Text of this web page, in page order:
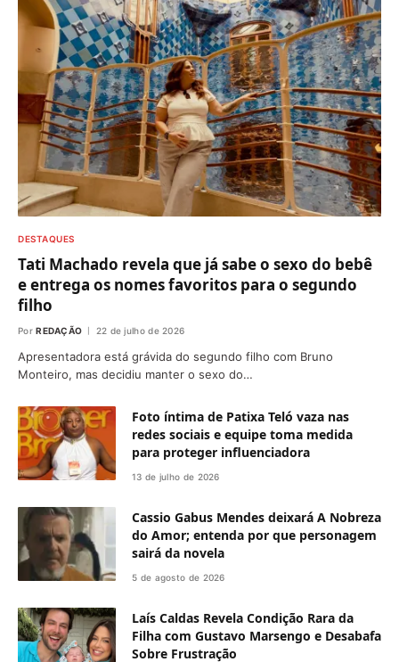
DESTAQUES
Tati Machado revela que já sabe o sexo do bebê
e entrega os nomes favoritos para o segundo
filho
Por REDAÇÃO 22 de julho de 2026
Apresentadora está grávida do segundo filho com Bruno
Monteiro, mas decidiu manter o sexo do…
Foto íntima de Patixa Teló vaza nas
redes sociais e equipe toma medida
para proteger influenciadora
13 de julho de 2026
Cassio Gabus Mendes deixará A Nobreza
do Amor; entenda por que personagem
sairá da novela
5 de agosto de 2026
Laís Caldas Revela Condição Rara da
Filha com Gustavo Marsengo e Desabafa
Sobre Frustração